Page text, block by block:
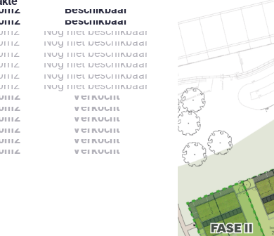
Beschikbaar
Beschikbaar
Nog niet beschikbaar
Nog niet beschikbaar
Nog niet beschikbaar
Nog niet beschikbaar
Nog niet beschikbaar
Nog niet beschikbaar
Verkocht
Verkocht
Verkocht
Verkocht
Verkocht
Verkocht